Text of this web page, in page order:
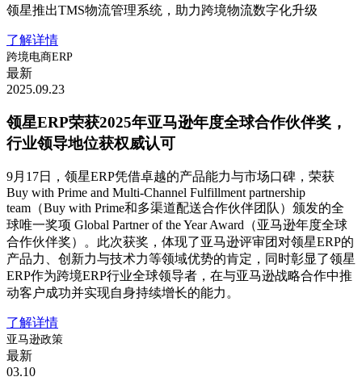
领星推出TMS物流管理系统，助力跨境物流数字化升级
了解详情
跨境电商ERP
最新
2025.09.23
领星ERP荣获2025年亚马逊年度全球合作伙伴奖，
行业领导地位获权威认可
9月17日，领星ERP凭借卓越的产品能力与市场口碑，荣获
Buy with Prime and Multi-Channel Fulfillment partnership
team（Buy with Prime和多渠道配送合作伙伴团队）颁发的全
球唯一奖项 Global Partner of the Year Award（亚马逊年度全球
合作伙伴奖）。此次获奖，体现了亚马逊评审团对领星ERP的
产品力、创新力与技术力等领域优势的肯定，同时彰显了领星
ERP作为跨境ERP行业全球领导者，在与亚马逊战略合作中推
动客户成功并实现自身持续增长的能力。
了解详情
亚马逊政策
最新
03.10